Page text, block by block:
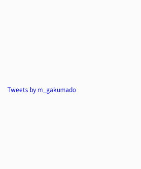
Tweets by m_gakumado